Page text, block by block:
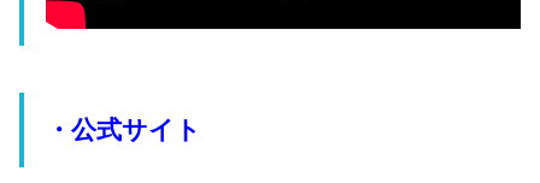
・公式サイト